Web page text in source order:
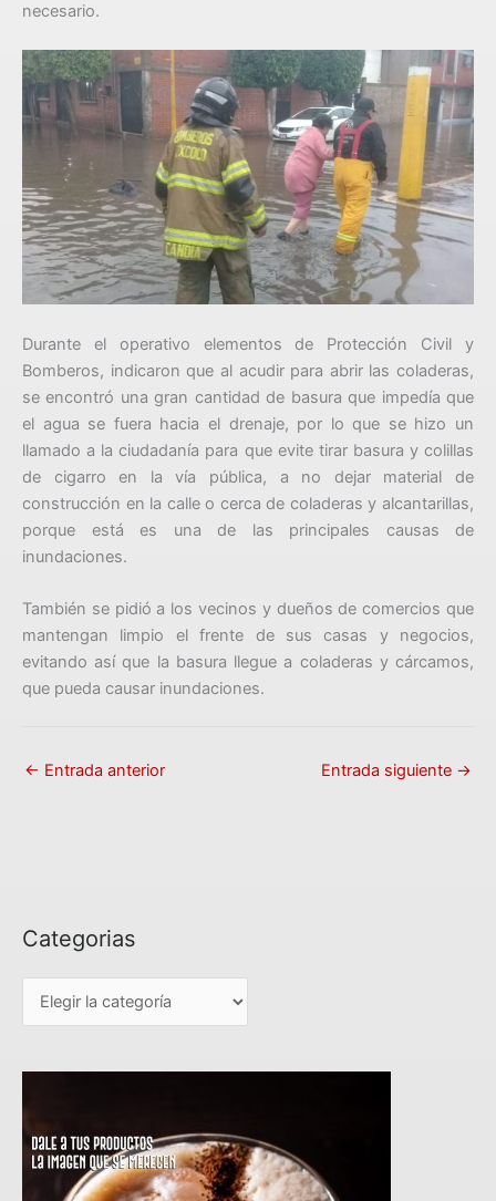
necesario.
Durante el operativo elementos de Protección Civil y
Bomberos, indicaron que al acudir para abrir las coladeras,
se encontró una gran cantidad de basura que impedía que
el agua se fuera hacia el drenaje, por lo que se hizo un
llamado a la ciudadanía para que evite tirar basura y colillas
de cigarro en la vía pública, a no dejar material de
construcción en la calle o cerca de coladeras y alcantarillas,
porque está es una de las principales causas de
inundaciones.
También se pidió a los vecinos y dueños de comercios que
mantengan limpio el frente de sus casas y negocios,
evitando así que la basura llegue a coladeras y cárcamos,
que pueda causar inundaciones.
← Entrada anterior Entrada siguiente →
Categorias
C
r